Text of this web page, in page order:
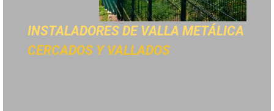
INSTALADORES DE VALLA METÁLICA
CERCADOS Y VALLADOS